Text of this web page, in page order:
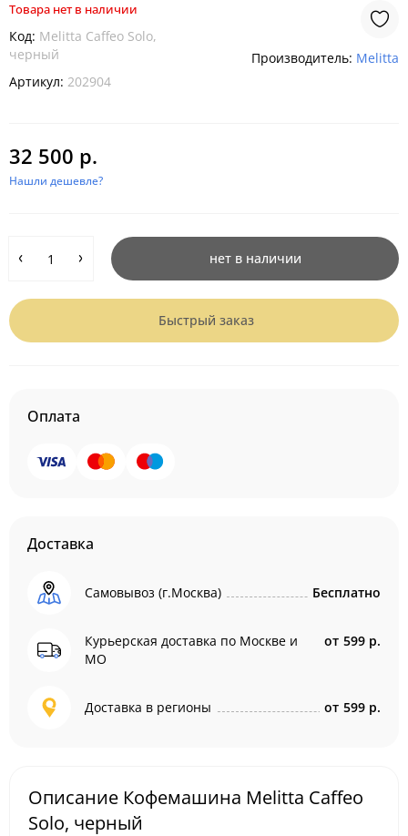
Товара нет в наличии
Код: Melitta Caffeo Solo,
черный
Артикул: 202904
Производитель: Melitta
32 500 р.
Нашли дешевле?
нет в наличии
Быстрый заказ
Оплата
Доставка
Самовывоз (г.Москва) Бесплатно
Курьерская доставка по Москве и
МО
от 599 р.
Доставка в регионы от 599 р.
Описание Кофемашина Melitta Caffeo
Solo, черный